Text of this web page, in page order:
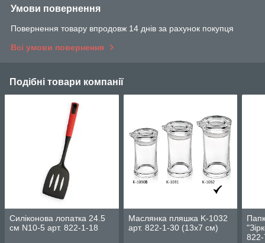
Умови повернення
Повернення товару впродовж 14 днів за рахунок покупця
Всі умови повернення
Подібні товари компанії
Силіконова лопатка 24.5
см N10-5 арт. 822-1-18
Маслянка пляшка K-1032
арт. 822-1-30 (13х7 см)